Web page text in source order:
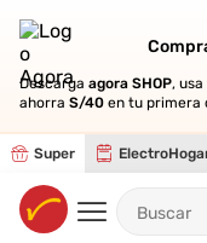
Descarga agora SHOP,
ahorra S/40 en tu primera
Super
Descarga agora SHOP,
ahorra S/40 en tu primera